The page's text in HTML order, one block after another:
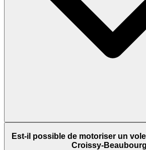
Est-il possible de motoriser un
Croissy-